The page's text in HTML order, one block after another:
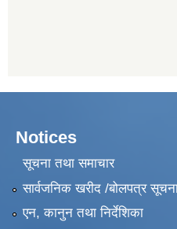
Notices
सूचना तथा समाचार
सार्वजनिक खरीद /बोलपत्र
एन, कानुन तथा निर्देशिका